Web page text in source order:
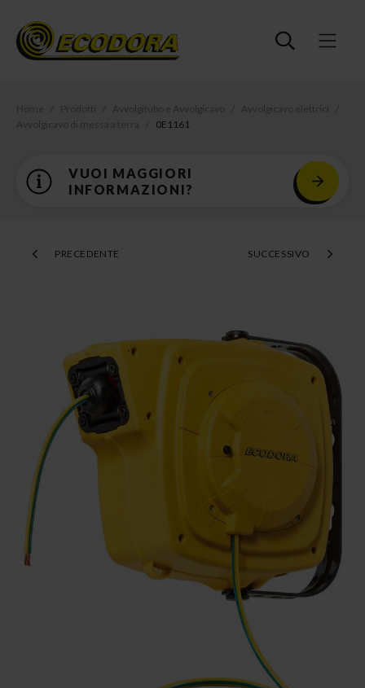
Home Prodotti Avvolgitubo e Avvolgicavo
Avvolgicavo elettrici
Avvolgicavo di messa a terra
0E1161
VUOI MAGGIORI
INFORMAZIONI?
PRECEDENTE SUCCESSIVO